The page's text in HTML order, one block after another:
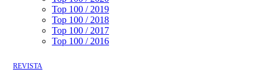
Top 100 / 2019
Top 100 / 2018
Top 100 / 2017
Top 100 / 2016
REVISTA